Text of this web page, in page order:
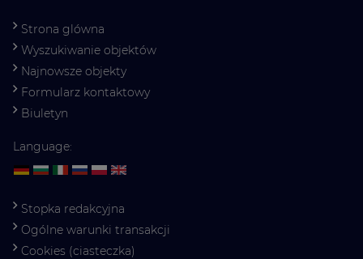
Strona glówna
Wyszukiwanie objektów
Najnowsze objekty
Formularz kontaktowy
Biuletyn
Language:
Stopka redakcyjna
Ogólne warunki transakcji
Cookies (ciasteczka)